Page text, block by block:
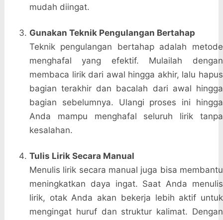
mudah diingat.
Gunakan Teknik Pengulangan Bertahap
Teknik pengulangan bertahap adalah metode
menghafal yang efektif. Mulailah dengan
membaca lirik dari awal hingga akhir, lalu hapus
bagian terakhir dan bacalah dari awal hingga
bagian sebelumnya. Ulangi proses ini hingga
Anda mampu menghafal seluruh lirik tanpa
kesalahan.
Tulis Lirik Secara Manual
Menulis lirik secara manual juga bisa membantu
meningkatkan daya ingat. Saat Anda menulis
lirik, otak Anda akan bekerja lebih aktif untuk
mengingat huruf dan struktur kalimat. Dengan